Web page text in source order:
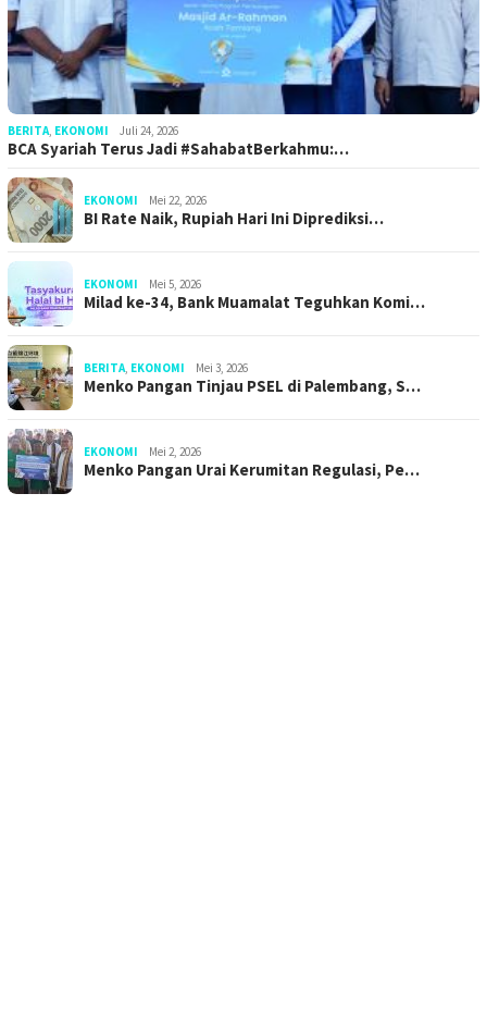
BERITA, EKONOMI Juli 24, 2026
BCA Syariah Terus Jadi #SahabatBerkahmu:…
EKONOMI Mei 22, 2026
BI Rate Naik, Rupiah Hari Ini Diprediksi…
EKONOMI Mei 5, 2026
Milad ke-34, Bank Muamalat Teguhkan Komi…
BERITA, EKONOMI Mei 3, 2026
Menko Pangan Tinjau PSEL di Palembang, S…
EKONOMI Mei 2, 2026
Menko Pangan Urai Kerumitan Regulasi, Pe…